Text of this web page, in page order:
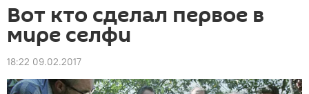
Вот кто сделал первое в
мире селфи
18:22 09.02.2017